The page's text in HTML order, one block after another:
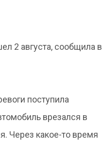
2 августа, сообщила в
поступила
врезался в
Через какое-то время